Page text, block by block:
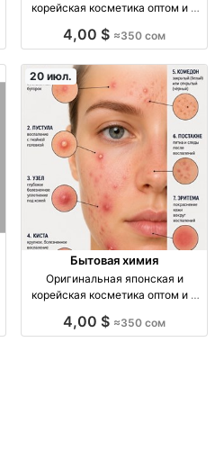
корейская косметика оптом и в
Кыргызстану и СНГ косметика
оригинал; доставка по городу
300–350 KGS, в регионы 350–
450 K
4,00 $ ≈350 сом
20 июл.
Бытовая химия
Оригинальная японская и
корейская косметика оптом и в
СНГ опт/розн: яп. и корейская
4,00 $ ≈350 сом